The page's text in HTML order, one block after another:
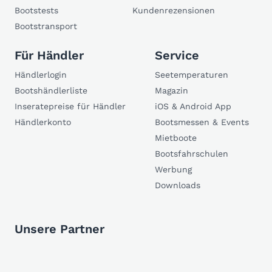
Bootstests
Bootstransport
Kundenrezensionen
Für Händler
Händlerlogin
Bootshändlerliste
Inseratepreise für Händler
Händlerkonto
Service
Seetemperaturen
Magazin
iOS & Android App
Bootsmessen & Events
Mietboote
Bootsfahrschulen
Werbung
Downloads
Unsere Partner